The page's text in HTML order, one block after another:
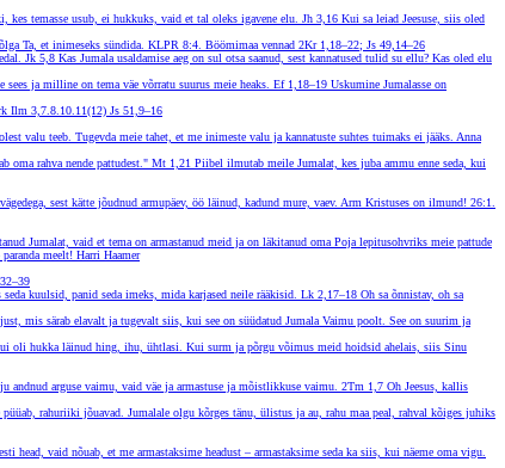
kes temasse usub, ei hukkuks, vaid et tal oleks igavene elu. Jh 3,16 Kui sa leiad Jeesuse, siis oled
Ta, et inimeseks sündida. KLPR 8:4. Böömimaa vennad 2Kr 1,18–22; Js 49,14–26
Jk 5,8 Kas Jumala usaldamise aeg on sul otsa saanud, sest kannatused tulid su ellu? Kas oled elu
ja milline on tema väe võrratu suurus meie heaks. Ef 1,18–19 Uskumine Jumalasse on
Ilm 3,7.8.10.11(12) Js 51,9–16
valu teeb. Tugevda meie tahet, et me inimeste valu ja kannatuste suhtes tuimaks ei jääks. Anna
oma rahva nende pattudest." Mt 1,21 Piibel ilmutab meile Jumalat, kes juba ammu enne seda, kui
sest kätte jõudnud armupäev, öö läinud, kadund mure, vaev. Arm Kristuses on ilmund! 26:1.
Jumalat, vaid et tema on armastanud meid ja on läkitanud oma Poja lepitusohvriks meie pattude
meelt! Harri Haamer
kuulsid, panid seda imeks, mida karjased neile rääkisid. Lk 2,17–18 Oh sa õnnistav, oh sa
mis särab elavalt ja tugevalt siis, kui see on süüdatud Jumala Vaimu poolt. See on suurim ja
oli hukka läinud hing, ihu, ühtlasi. Kui surm ja põrgu võimus meid hoidsid ahelais, siis Sinu
andnud arguse vaimu, vaid väe ja armastuse ja mõistlikkuse vaimu. 2Tm 1,7 Oh Jeesus, kallis
rahuriiki jõuavad. Jumalale olgu kõrges tänu, ülistus ja au, rahu maa peal, rahval kõiges juhiks
head, vaid nõuab, et me armastaksime headust – armastaksime seda ka siis, kui näeme oma vigu.